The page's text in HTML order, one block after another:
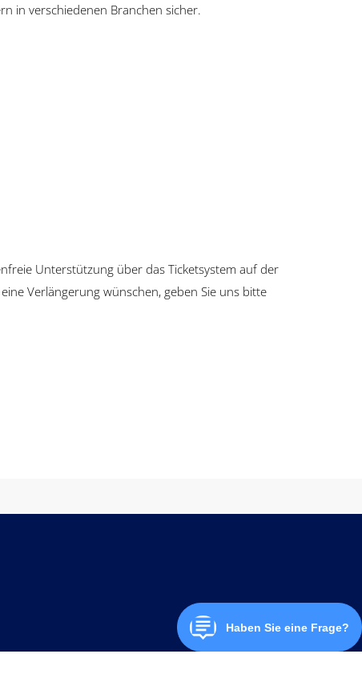
in verschiedenen Branchen sicher.
Unterstützung über das Ticketsystem auf der
Verlängerung wünschen, geben Sie uns bitte